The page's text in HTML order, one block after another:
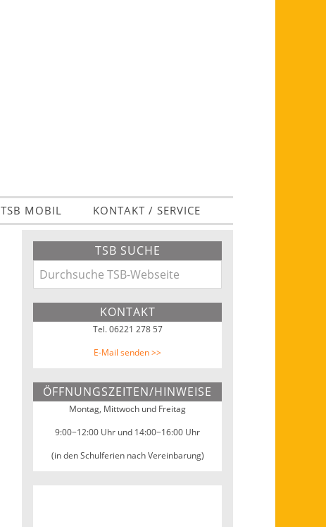
TSB MOBIL KONTAKT / SERVICE
Sidebar
TSB SUCHE
Durchsuche
TSB-
KONTAKT
Tel. 06221 278 57
E-Mail senden >>
ÖFFNUNGSZEITEN/HINWEISE
Montag, Mittwoch und Freitag
9:00−12:00 Uhr und 14:00−16:00 Uhr
(in den Schulferien nach Vereinbarung)